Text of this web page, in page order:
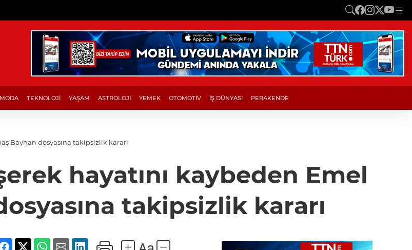
MODA TEKNOLOJİ YAŞAM ASTROLOJİ YEMEK OTOMOTİV İŞ DÜNYASI PERAKENDE
Bayhan dosyasına takipsizlik kararı
hayatını kaybeden Emel
takipsizlik kararı